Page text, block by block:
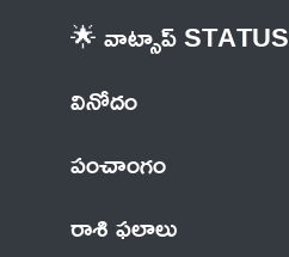
🌟 వాట్సాప్ STATUS
వినోదం
పంచాంగం
రాశి ఫలాలు